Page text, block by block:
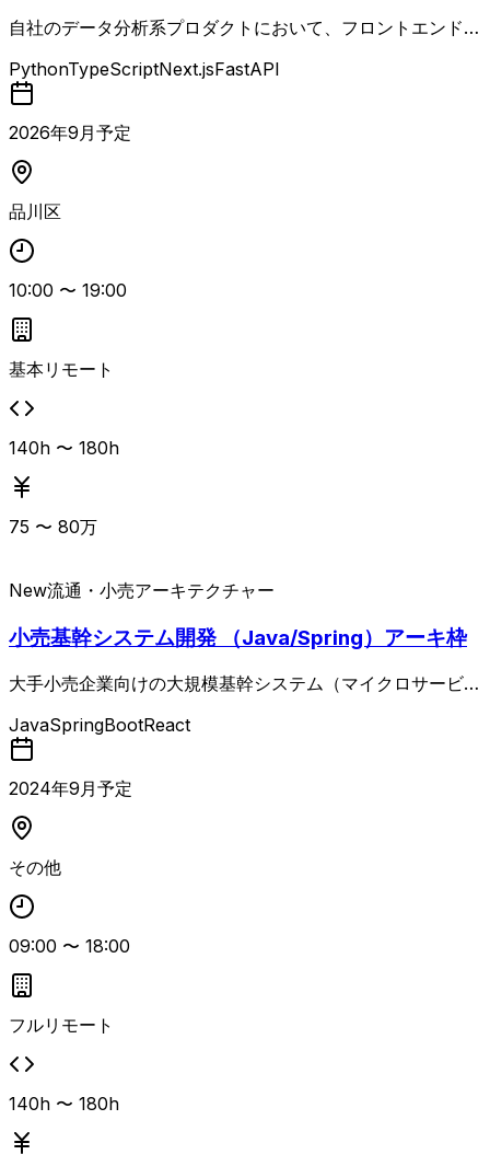
自社のデータ分析系プロダクトにおいて、フロントエンド・
ックエンド寄りポジションの案件。 グラフ・ダッシュボー
ド機能の基盤刷新（Supersetからの移行）プロジェクトを
推進しつつ、テストコード作成やPRレビューを通じて品質
を担保します。 DBテーブル設計やパフォーマンスチューニ
ング、不具合発生時の調査・原因特定と再発防止策の仕組み
心です。 CursorやClaude CodeなどのAI開発ツールを積極
的に活用し、設計・実装・テストまでAI前提の開発プロセ
スで生産性向上を図る現場です。
PythonTypeScriptNext.jsFastAPI
2026年9 月予定
品川区
10:00 〜 19:00
基本リモート
140h 〜 180h
75 〜 80万
New流通・小売アーキテクチャー
小売基幹システム開発 （Java/Spring）アーキ枠
大手小売企業向けの大規模基幹システム（マイクロサービス
ション基盤開発および技術検証を行う案件。 バックエンド
が主担当となり、クラウド・コンテナ環境上での技術調査・
検証・実証、性能やセキュリティなど非機能要件の改善、他
システムや各種ツールとの連携・作り込みなど、アーキテク
ト領域に近いタスクをチケットベースで対応します。 既に
テクト領域へキャリアを広げたい若手〜中堅層も検討可能
で、技術課題を深掘りしながら長期的に参画できる環境で
す。 フルリモート前提のため、自ら課題を見つけて調査・
検証し、周囲と相談しながら主体的に推進できる方がフィッ
トします。
JavaSpringBootReact
2024年9月予定
その他
09:00 〜 18:00
フルリモート
140h 〜 180h